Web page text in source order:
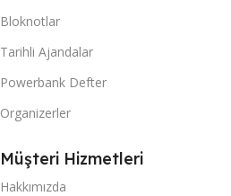
Bloknotlar
Tarihli Ajandalar
Powerbank Defter
Organizerler
Müşteri Hizmetleri
Hakkımızda